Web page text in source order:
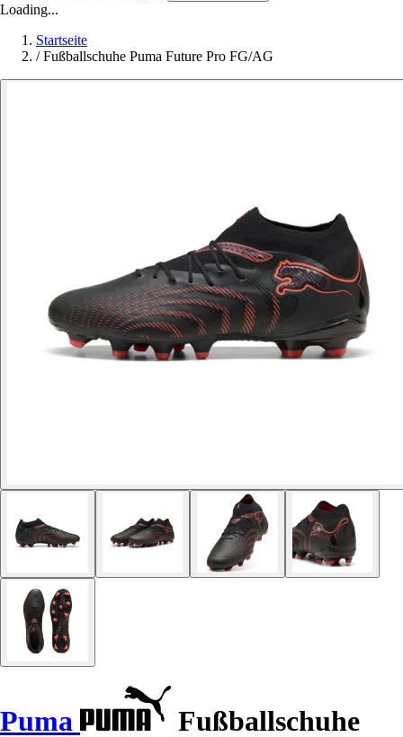
Loading...
Startseite
/ Fußballschuhe Puma Future Pro FG/AG
Puma Fußballschuhe